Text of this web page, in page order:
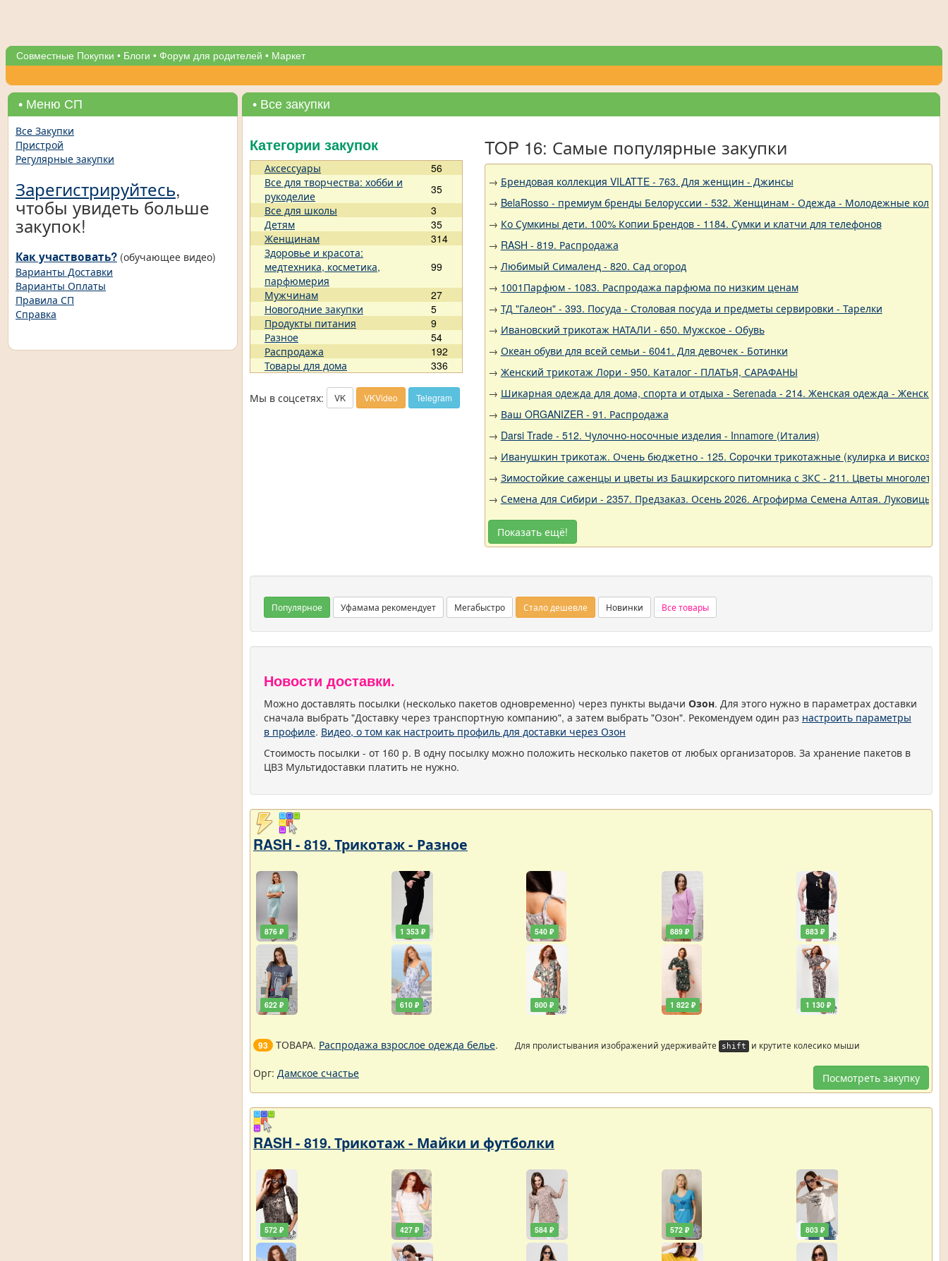
Совместные Покупки • Блоги • Форум для родителей • Маркет
• Меню СП
Все Закупки
Пристрой
Регулярные закупки
Зарегистрируйтесь,
чтобы увидеть больше
закупок!
Как участвовать? (обучающее видео)
Варианты Доставки
Варианты Оплаты
Правила СП
Справка
• Все закупки
Категории закупок
Аксессуары
56
Все для творчества: хобби и
рукоделие
35
Все для школы
3
Детям
35
Женщинам
314
Здоровье и красота:
медтехника, косметика,
парфюмерия
99
Мужчинам
27
Новогодние закупки
5
Продукты питания
9
Разное
54
Распродажа
192
Товары для дома
336
Мы в соцсетях: VK VKVideo Telegram
TOP 16: Самые популярные закупки
→ Брендовая коллекция VILATTE - 763. Для женщин - Джинсы
→ BelaRosso - премиум бренды Белоруссии - 532. Женщинам - Одежда - Молодежные
→ Ко Сумкины дети. 100% Копии Брендов - 1184. Сумки и клатчи для телефонов
→ RASH - 819. Распродажа
→ Любимый Сималенд - 820. Сад огород
→ 1001Парфюм - 1083. Распродажа парфюма по низким ценам
→ ТД "Галеон" - 393. Посуда - Столовая посуда и предметы сервировки - Тарелки
→ Ивановский трикотаж НАТАЛИ - 650. Мужское - Обувь
→ Океан обуви для всей семьи - 6041. Для девочек - Ботинки
→ Женский трикотаж Лори - 950. Каталог - ПЛАТЬЯ, САРАФАНЫ
→ Шикарная одежда для дома, спорта и отдыха - Serenada - 214. Женская одежда - Женские
→ Ваш ORGANIZER - 91. Распродажа
→ Darsi Trade - 512. Чулочно-носочные изделия - Innamore (Италия)
→ Иванушкин трикотаж. Очень бюджетно - 125. Cорочки трикотажные (кулирка и вискоза)
→ Зимостойкие саженцы и цветы из Башкирского питомника с ЗКС - 211. Цветы
→ Семена для Сибири - 2357. Предзаказ. Осень 2026. Агрофирма Семена Алтая. Луковицы.
Показать ещё!
Популярное Уфамама рекомендует Мегабыстро Стало дешевле Новинки Все товары
Новости доставки.
Можно доставлять посылки (несколько пакетов одновременно) через пункты выдачи Озон. Для этого нужно в параметрах доставки
сначала выбрать "Доставку через транспортную компанию", а затем выбрать "Озон". Рекомендуем один раз настроить параметры
в профиле. Видео, о том как настроить профиль для доставки через Озон
Стоимость посылки - от 160 р. В одну посылку можно положить несколько пакетов от любых организаторов. За хранение пакетов в
ЦВЗ Мультидоставки платить не нужно.
RASH - 819. Трикотаж - Разное
876 ₽
622 ₽
1 353 ₽
610 ₽
540 ₽
800 ₽
889 ₽
1 822 ₽
883 ₽
1 130 ₽
93 ТОВАРА. Распродажа взрослое одежда белье. Для пролистывания изображений удерживайте shift и крутите колесико мыши
Посмотреть закупку
Орг: Дамское счастье
RASH - 819. Трикотаж - Майки и футболки
572 ₽ 427 ₽ 584 ₽ 572 ₽ 803 ₽